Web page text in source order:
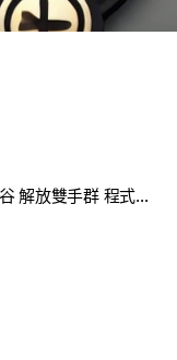
123 天堂 / 新楓之谷經典版 / 靈谷 解放雙手群 程式電腦教導設定外掛販售